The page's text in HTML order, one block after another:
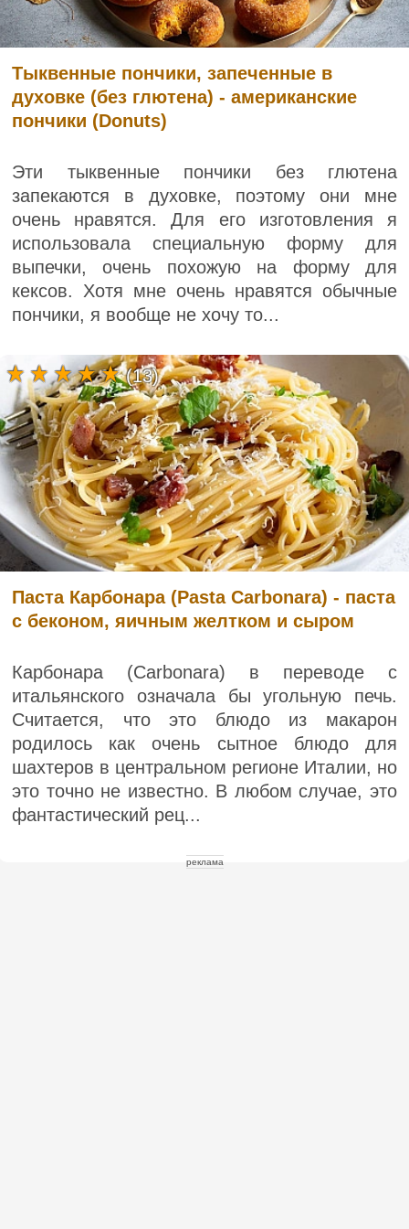
Тыквенные пончики, запеченные в
духовке (без глютена) - американские
пончики (Donuts)
Эти тыквенные пончики без глютена
запекаются в духовке, поэтому они мне
очень нравятся. Для его изготовления я
использовала специальную форму для
выпечки, очень похожую на форму для
кексов. Хотя мне очень нравятся обычные
пончики, я вообще не хочу то...
Паста Карбонара (Pasta Carbonara) - паста
с беконом, яичным желтком и сыром
Карбонара (Carbonara) в переводе с
итальянского означала бы угольную печь.
Считается, что это блюдо из макарон
родилось как очень сытное блюдо для
шахтеров в центральном регионе Италии, но
это точно не известно. В любом случае, это
фантастический рец...
(13)
реклама